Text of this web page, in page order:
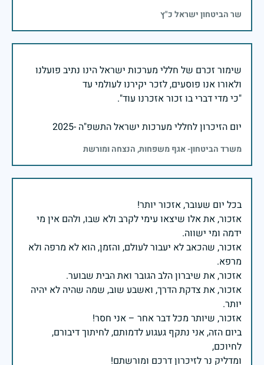
שר הביטחון ישראל כ"ץ
שימור זכרם של חללי מערכות ישראל הינו נתיב פועלנו
יום הזיכרון לחללי מערכות ישראל התשפ"ה -2025
משרד הביטחון- אגף משפחות, הנצחה ומורשת
אזכור, את אלו שיצאו עימי לקרב ולא שבו, ולהם אין מי
אזכור, שהכאב לא יעבור לעולם, והזמן, הוא לא מרפה ולא
אזכור, את צדקת הדרך, ואשבע שוב, שמה שהיה לא יהיה
ביום הזה, אני נתקף געגוע לדמותם, לחיתוך דיבורם,
ומדליק נר לזיכרון דרכם ומורשתם!